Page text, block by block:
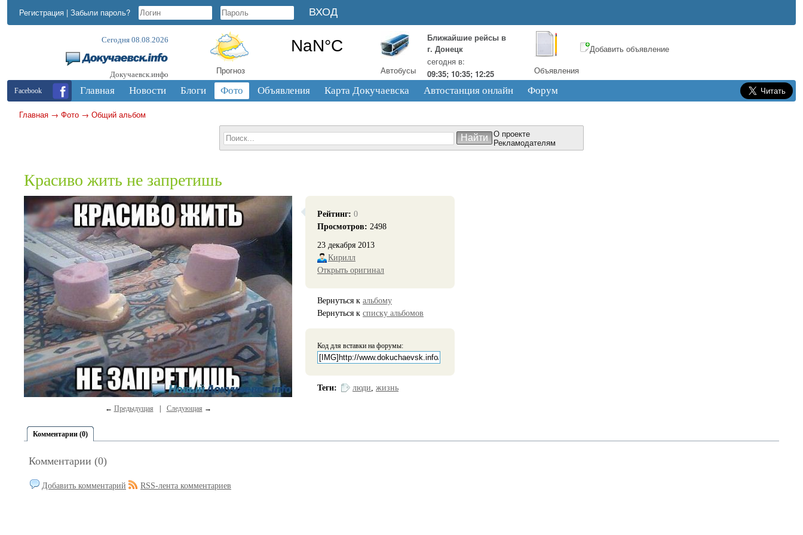
Регистрация | Забыли пароль?
Сегодня 08.08.2026
Докучаевск.инфо Прогноз Автобусы
Ближайшие рейсы в
г. Донецк
сегодня в:
09:35; 10:35; 12:25
Объявления
Добавить объявление
Facebook Главная Новости Блоги Фото Объявления Карта Докучаевска Автостанция онлайн Форум
Главная → Фото → Общий альбом
О проекте
Рекламодателям
Красиво жить не запретишь
← Предыдущая Следующая →
Рейтинг: 0
Просмотров: 2498
23 декабря 2013
Кирилл
Открыть оригинал
Вернуться к альбому
Вернуться к списку альбомов
Код для вставки на форумы:
Теги: люди, жизнь
Комментарии (0)
Комментарии (0)
Добавить комментарий RSS-лента комментариев